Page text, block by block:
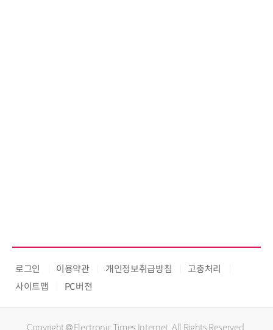
로그인 이용약관 개인정보취급방침
고충처리
사이트맵
PC버전
Copyright © Electronic Times Internet. All Rights Reserved.